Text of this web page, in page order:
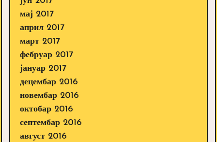
мај 2017
април 2017
март 2017
фебруар 2017
јануар 2017
децембар 2016
новембар 2016
октобар 2016
септембар 2016
август 2016